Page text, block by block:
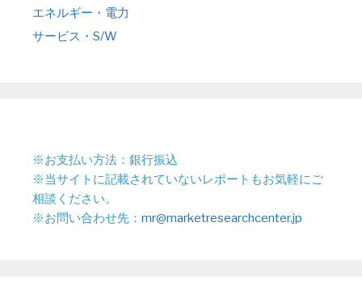
エネルギー・電力
サービス・S/W
※お支払い方法：銀行振込
※当サイトに記載されていないレポートもお気軽にご
相談ください。
※お問い合わせ先： mr@marketresearchcenter.jp